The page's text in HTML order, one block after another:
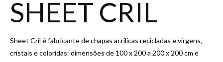
SHEET CRIL
Sheet Cril é fabricante de chapas acrílicas recicladas e virgens,
cristais e coloridas: dimensões de 100 x 200 a 200 x 200 cm e